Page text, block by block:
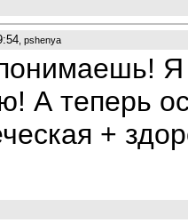
, pshenya
Я
А теперь
+